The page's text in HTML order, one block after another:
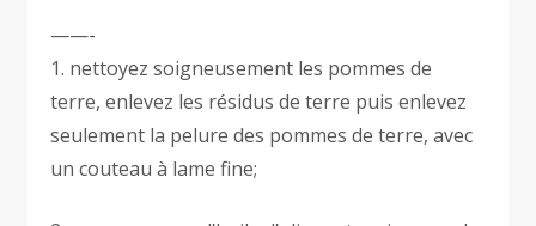
——-
1. nettoyez soigneusement les pommes de
terre, enlevez les résidus de terre puis enlevez
seulement la pelure des pommes de terre, avec
un couteau à lame fine;